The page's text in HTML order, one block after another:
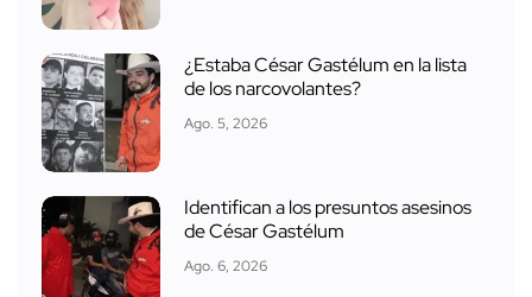
¿Estaba César Gastélum en la lista
de los narcovolantes?
Ago. 5, 2026
Identifican a los presuntos asesinos
de César Gastélum
Ago. 6, 2026